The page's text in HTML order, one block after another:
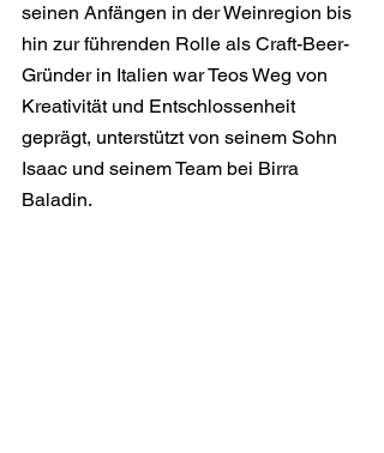
seinen Anfängen in der Weinregion bis
hin zur führenden Rolle als Craft-Beer-
Gründer in Italien war Teos Weg von
Kreativität und Entschlossenheit
geprägt, unterstützt von seinem Sohn
Isaac und seinem Team bei Birra
Baladin.